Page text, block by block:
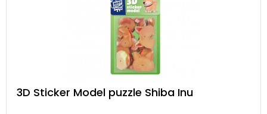
3D Sticker Model puzzle Shiba Inu